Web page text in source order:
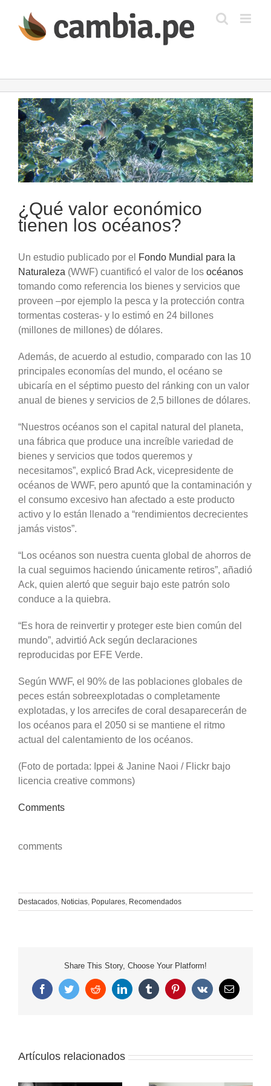
contenido
Ver
imagen
más
grande
¿Qué valor económico
tienen los océanos?
Un estudio publicado por el
Fondo Mundial para la
Naturaleza (WWF) cuantificó el valor de los océanos
tomando como referencia los bienes y servicios que
proveen –por ejemplo la pesca y la protección contra
tormentas costeras- y lo estimó en 24 billones
(millones de millones) de dólares.
Además, de acuerdo al estudio, comparado con las 10
principales economías del mundo, el océano se
ubicaría en el séptimo puesto del ránking con un valor
anual de bienes y servicios de 2,5 billones de dólares.
“Nuestros océanos son el capital natural del planeta,
una fábrica que produce una increíble variedad de
bienes y servicios que todos queremos y
necesitamos”, explicó Brad Ack, vicepresidente de
océanos de WWF, pero apuntó que la contaminación y
el consumo excesivo han afectado a este producto
activo y lo están llenado a “rendimientos decrecientes
jamás vistos”.
“Los océanos son nuestra cuenta global de ahorros de
la cual seguimos haciendo únicamente retiros”, añadió
Ack, quien alertó que seguir bajo este patrón solo
conduce a la quiebra.
“Es hora de reinvertir y proteger este bien común del
mundo”, advirtió Ack según declaraciones
reproducidas por EFE Verde.
Según WWF, el 90% de las poblaciones globales de
peces están sobreexplotadas o completamente
explotadas, y los arrecifes de coral desaparecerán de
los océanos para el 2050 si se mantiene el ritmo
actual del calentamiento de los océanos.
(Foto de portada: Ippei & Janine Naoi / Flickr bajo
licencia creative commons)
Comments
comments
Destacados, Noticias, Populares, Recomendados
Share This Story, Choose Your Platform!
FacebookTwitterRedditLinkedInTumblrPinterestVk
Correo
electrónico
Artículos relacionados